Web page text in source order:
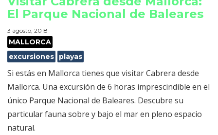
El Parque Nacional de Baleares
3 agosto, 2018
MALLORCA
excursiones
playas
Si estás en Mallorca tienes que visitar Cabrera desde
Mallorca. Una excursión de 6 horas imprescindible en el
único Parque Nacional de Baleares. Descubre su
particular fauna sobre y bajo el mar en pleno espacio
natural.